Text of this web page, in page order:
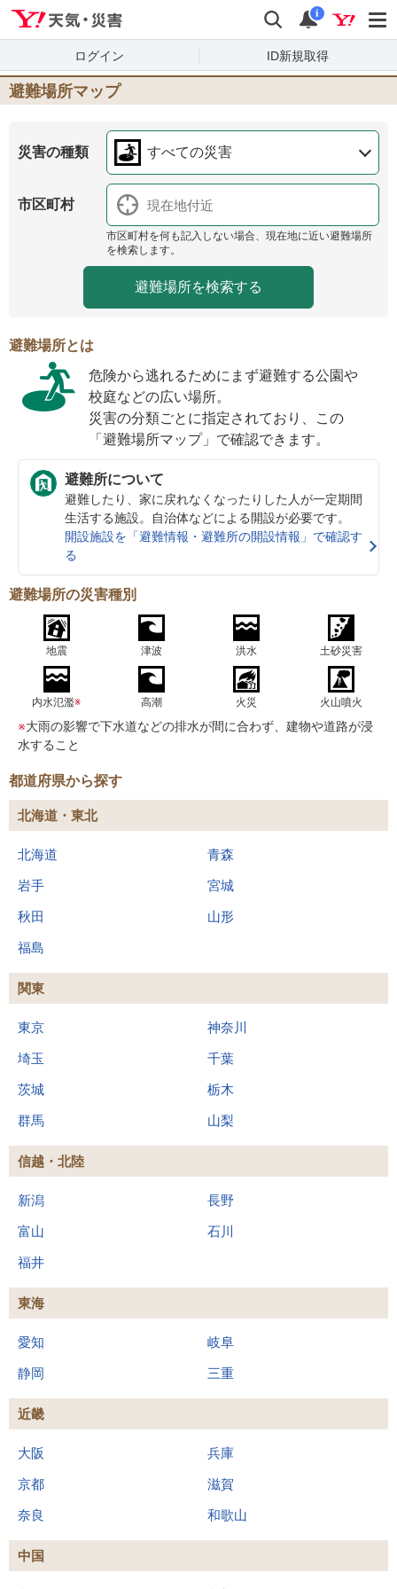
検索 通知
i
ログイン ID新規取得
避難場所マップ
災害の種類 すべての災害
市区町村
市区町村を何も記入しない場合、現在地に近い避難場所
を検索します。
避難場所とは
危険から逃れるためにまず避難する公園や
校庭などの広い場所。
災害の分類ごとに指定されており、この
「避難場所マップ」で確認できます。
避難所について
避難したり、家に戻れなくなったりした人が一定期間
生活する施設。自治体などによる開設が必要です。
開設施設を「避難情報・避難所の開設情報」で確認す
る
避難場所の災害種別
地震 津波 洪水 土砂災害
内水氾濫※ 高潮 火災 火山噴火
※大雨の影響で下水道などの排水が間に合わず、建物や道路が浸
水すること
都道府県から探す
北海道・東北
北海道 青森
岩手 宮城
秋田 山形
福島
関東
東京 神奈川
埼玉 千葉
茨城 栃木
群馬 山梨
信越・北陸
新潟 長野
富山 石川
福井
東海
愛知 岐阜
静岡 三重
近畿
大阪 兵庫
京都 滋賀
奈良 和歌山
中国